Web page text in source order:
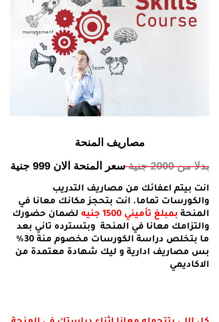
مصاريف المنحة
جنية
سعر المنحة الان 999 جنية
بيتم اعفائك من مصاريف التدريب
تماما. انت بتحجز مكانك معانا في
بمبلغ تأميني 1500 جنيه
لضمان حضورك
معانا في المنحة وبتسترده تاني بعد
ما بتخلص دراسة الكورسات مخصوم منة 30%
ادارية و ليك شهادة معتمدة من